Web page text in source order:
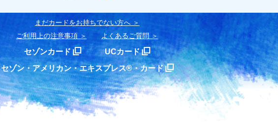
まだカードをお持ちでない⽅へ
ご利用上の注意事項
よくあるご質問
セゾンカード
UCカード
セゾン・アメリカン・エキスプレス®・カード